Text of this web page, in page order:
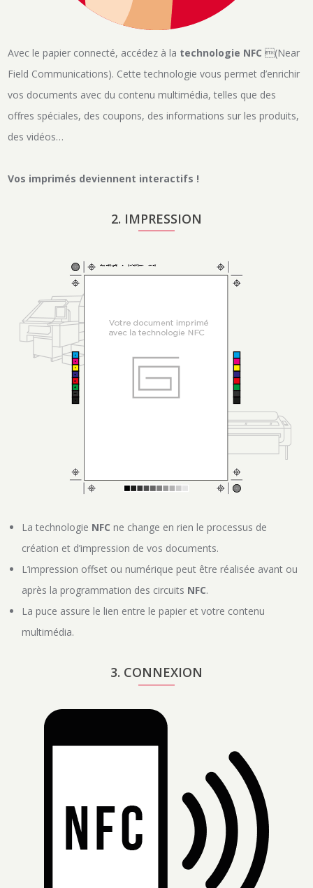
Avec le papier connecté, accédez à la technologie NFC (Near
Field Communications). Cette technologie vous permet d’enrichir
vos documents avec du contenu multimédia, telles que des
offres spéciales, des coupons, des informations sur les produits,
des vidéos…
Vos imprimés deviennent interactifs !
2. IMPRESSION
La technologie NFC ne change en rien le processus de
création et d’impression de vos documents.
L’impression offset ou numérique peut être réalisée avant ou
après la programmation des circuits NFC.
La puce assure le lien entre le papier et votre contenu
multimédia.
3. CONNEXION